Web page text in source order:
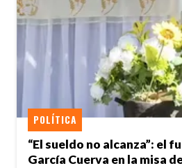
“El sueldo no alcanza”: el
García Cuerva en la misa
POLÍTICA